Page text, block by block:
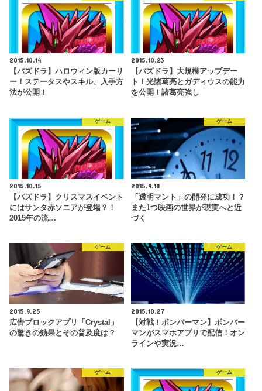
2015.10.14
【パズドラ】ハロウィン版カーリ
ー！ステータスやスキル、入手方
法が公開！
2015.10.23
【パズドラ】大規模アップデー
ト！光諸葛亮とガディウスの能力
を公開！諸葛亮強し
ゲーム
2015.10.15
【パズドラ】クリスマスイベント
にはサンタ赤ソニアが登場？！
2015年の流…
ゲーム
2015.9.18
「透明マント」の開発に成功！？
また1つ映画の世界が現実へと近
づく
ゲーム
2015.9.25
広告ブロックアプリ「Crystal」
の驚きの効果とその普及度は？
ゲーム
2015.10.27
【対戦！ボンバーマン】ボンバー
マンがスマホアプリで配信！オン
ラインや実況…
ゲーム ゲーム